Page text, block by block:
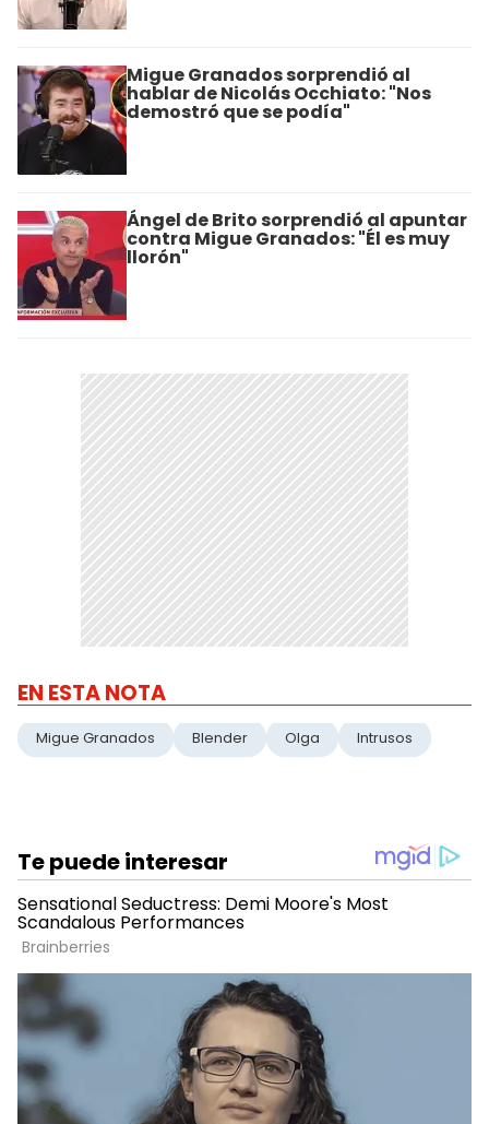
Migue Granados sorprendió al
hablar de Nicolás Occhiato: "Nos
demostró que se podía"
Ángel de Brito sorprendió al apuntar
contra Migue Granados: "Él es muy
llorón"
EN ESTA NOTA
Migue Granados Blender Olga Intrusos